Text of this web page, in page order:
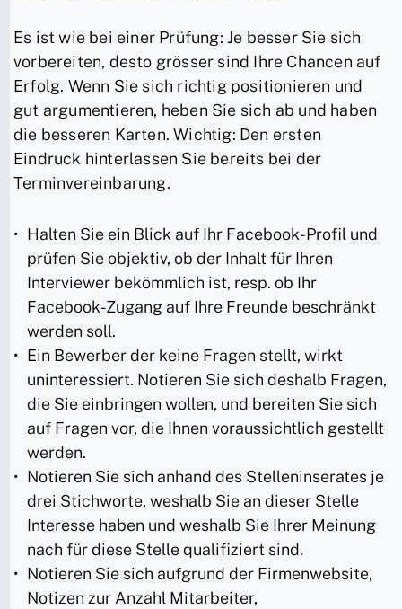
Es ist wie bei einer Prüfung: Je besser Sie sich
vorbereiten, desto grösser sind Ihre Chancen auf
Erfolg. Wenn Sie sich richtig positionieren und
gut argumentieren, heben Sie sich ab und haben
die besseren Karten. Wichtig: Den ersten
Eindruck hinterlassen Sie bereits bei der
Terminvereinbarung.
Halten Sie ein Blick auf Ihr Facebook-Profil und
prüfen Sie objektiv, ob der Inhalt für Ihren
Interviewer bekömmlich ist, resp. ob Ihr
Facebook-Zugang auf Ihre Freunde beschränkt
werden soll.
Ein Bewerber der keine Fragen stellt, wirkt
uninteressiert. Notieren Sie sich deshalb Fragen,
die Sie einbringen wollen, und bereiten Sie sich
auf Fragen vor, die Ihnen voraussichtlich gestellt
werden.
Notieren Sie sich anhand des Stelleninserates je
drei Stichworte, weshalb Sie an dieser Stelle
Interesse haben und weshalb Sie Ihrer Meinung
nach für diese Stelle qualifiziert sind.
Notieren Sie sich aufgrund der Firmenwebsite,
Notizen zur Anzahl Mitarbeiter,